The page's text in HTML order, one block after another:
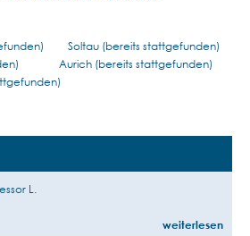
Soltau (bereits stattgefunden)
Aurich (bereits stattgefunden)
L.
weiterlesen